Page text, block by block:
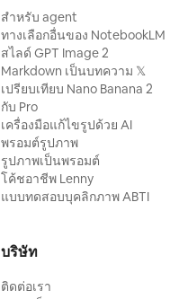
สำหรับ agent
ทางเลือกอื่นของ NotebookLM
สไลด์ GPT Image 2
Markdown เป็นบทความ 𝕏
เปรียบเทียบ Nano Banana 2
กับ Pro
เครื่องมือแก้ไขรูปด้วย AI
พรอมต์รูปภาพ
รูปภาพเป็นพรอมต์
โค้ชอาชีพ Lenny
แบบทดสอบบุคลิกภาพ ABTI
บริษัท
ติดต่อเรา